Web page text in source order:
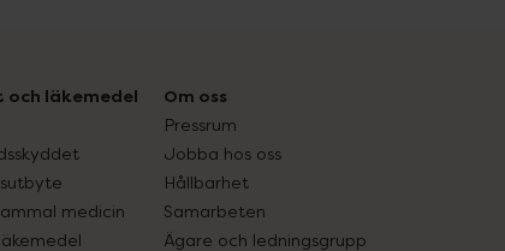
och läkemedel
medicin
Om oss
Pressrum
Jobba hos oss
Hållbarhet
Samarbeten
Ägare och ledningsgrupp